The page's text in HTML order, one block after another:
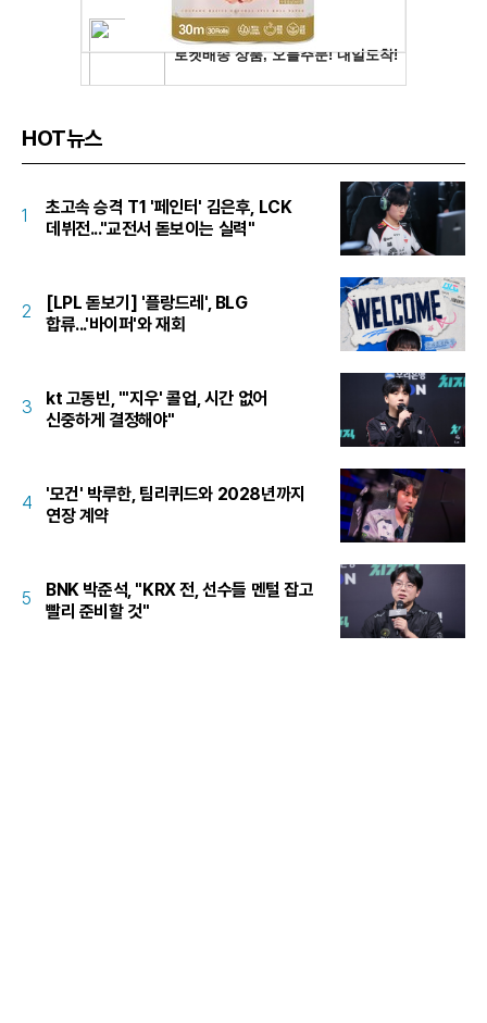
HOT뉴스
1
초고속 승격 T1 '페인터' 김은후, LCK
데뷔전..."교전서 돋보이는 실력"
2
[LPL 돋보기] '플랑드레', BLG
합류...'바이퍼'와 재회
3
kt 고동빈, "'지우' 콜업, 시간 없어
신중하게 결정해야"
4
'모건' 박루한, 팀리퀴드와 2028년까지
연장 계약
5
BNK 박준석, "KRX 전, 선수들 멘털 잡고
빨리 준비할 것"